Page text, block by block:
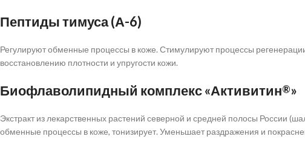
Пептиды тимуса (А-6)
Регулируют обменные процессы в коже. Стимулируют процессы
восстановлению плотности и упругости кожи.
Биофлаволипидный комплекс «Активитин®»
Экстракт из лекарственных растений северной и средней полосы России
обменные процессы в коже, тонизирует. Уменьшает раздражения и